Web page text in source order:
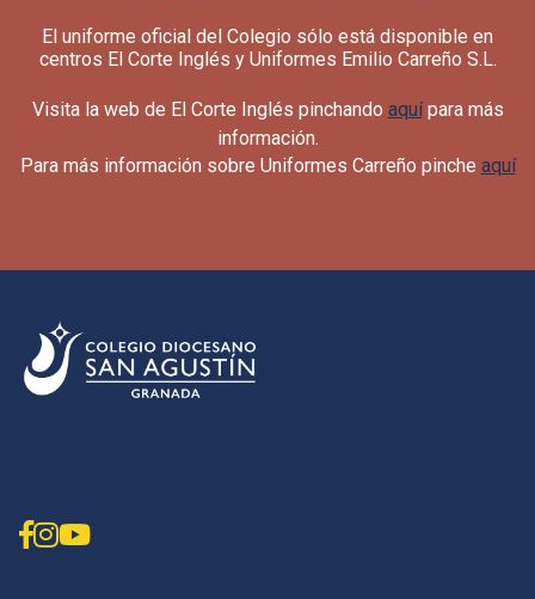
El uniforme oficial del Colegio sólo está disponible en
centros El Corte Inglés y Uniformes Emilio Carreño S.L.
Visita la web de El Corte Inglés pinchando aquípara más
información.
Para más información sobre Uniformes Carreño pinche aquí